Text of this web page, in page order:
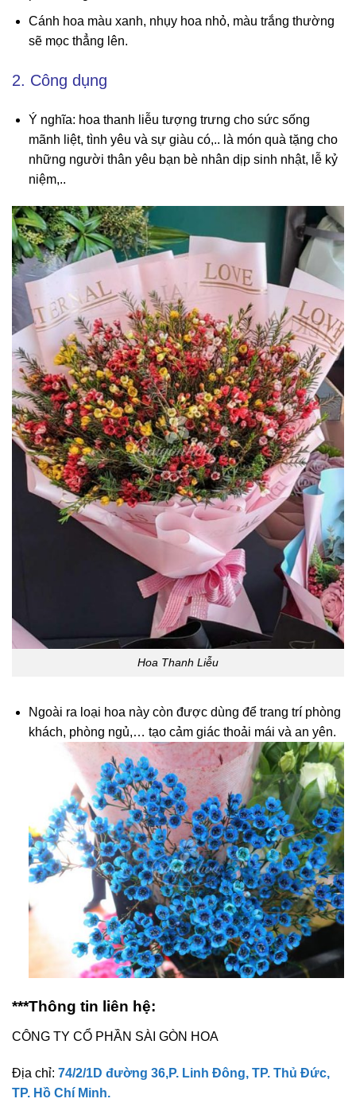
Cánh hoa màu xanh, nhụy hoa nhỏ, màu trắng thường
sẽ mọc thẳng lên.
2. Công dụng
Ý nghĩa: hoa thanh liễu tượng trưng cho sức sống
mãnh liệt, tình yêu và sự giàu có,.. là món quà tặng cho
những người thân yêu bạn bè nhân dịp sinh nhật, lễ kỷ
niệm,..
Hoa Thanh Liễu
Ngoài ra loại hoa này còn được dùng để trang trí phòng
khách, phòng ngủ,… tạo cảm giác thoải mái và an yên.
***Thông tin liên hệ:
CÔNG TY CỔ PHẦN SÀI GÒN HOA
Địa chỉ: 74/2/1D đường 36,P. Linh Đông, TP. Thủ Đức,
TP. Hồ Chí Minh.